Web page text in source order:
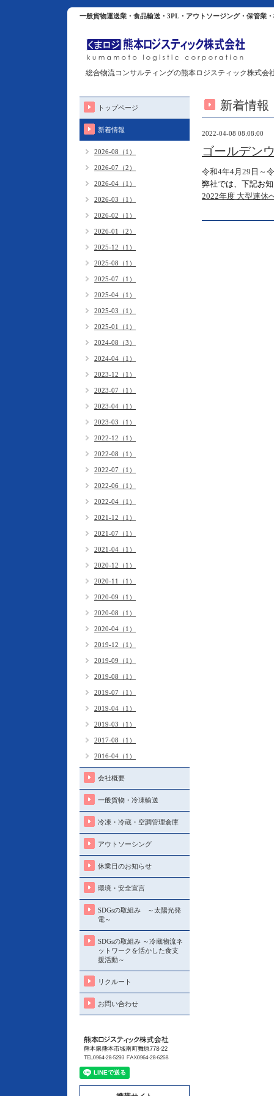
一般貨物運送業・食品輸送・3PL・アウトソージング・保管業
総合物流コンサルティングの熊本ロジスティック株式会
新着情報
2022-04-08 08:08:00
ゴールデン
令和4年4月29日～
弊社では、下記お
2022年度 大型連休
トップページ
新着情報
2026-08（1）
2026-07（2）
2026-04（1）
2026-03（1）
2026-02（1）
2026-01（2）
2025-12（1）
2025-08（1）
2025-07（1）
2025-04（1）
2025-03（1）
2025-01（1）
2024-08（3）
2024-04（1）
2023-12（1）
2023-07（1）
2023-04（1）
2023-03（1）
2022-12（1）
2022-08（1）
2022-07（1）
2022-06（1）
2022-04（1）
2021-12（1）
2021-07（1）
2021-04（1）
2020-12（1）
2020-11（1）
2020-09（1）
2020-08（1）
2020-04（1）
2019-12（1）
2019-09（1）
2019-08（1）
2019-07（1）
2019-04（1）
2019-03（1）
2017-08（1）
2016-04（1）
会社概要
一般貨物・冷凍輸送
冷凍・冷蔵・空調管理倉庫
アウトソーシング
休業日のお知らせ
環境・安全宣言
SDGsの取組み ～太陽光発
電～
SDGsの取組み ～冷蔵物流ネ
ットワークを活かした食支
援活動～
リクルート
お問い合わせ